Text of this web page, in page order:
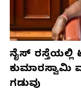
ನೈಸ್
ಕುಮಾರಸ್ವಾಮಿ
ಗಡುವು